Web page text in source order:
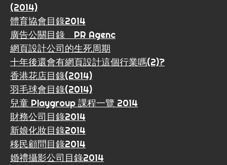
(2014)
體育協會目錄2014
廣告公關目錄 PR Agenc
網頁設計公司的生死周期
十年後還會有網頁設計這個行業嗎(2)?
香港花店目錄(2014)
羽毛球會目錄(2014)
兒童 Playgroup 課程一覽 2014
財務公司目錄2014
新娘化妝目錄2014
移民顧問目錄2014
婚禮攝影公司目錄2014